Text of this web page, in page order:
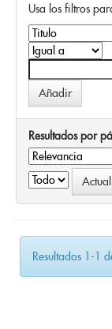
Usa los filtros
Resultados por
Resultados 1-1